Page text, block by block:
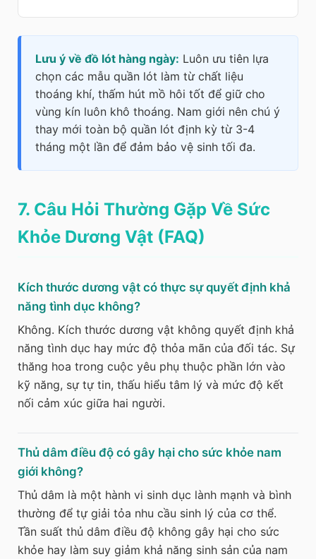
Lưu ý về đồ lót hàng ngày: Luôn ưu tiên lựa
chọn các mẫu quần lót làm từ chất liệu
thoáng khí, thấm hút mồ hôi tốt để giữ cho
vùng kín luôn khô thoáng. Nam giới nên chú ý
thay mới toàn bộ quần lót định kỳ từ 3-4
tháng một lần để đảm bảo vệ sinh tối đa.
7. Câu Hỏi Thường Gặp Về Sức
Khỏe Dương Vật (FAQ)
Kích thước dương vật có thực sự quyết định khả
năng tình dục không?
Không. Kích thước dương vật không quyết định khả
năng tình dục hay mức độ thỏa mãn của đối tác. Sự
thăng hoa trong cuộc yêu phụ thuộc phần lớn vào
kỹ năng, sự tự tin, thấu hiểu tâm lý và mức độ kết
nối cảm xúc giữa hai người.
Thủ dâm điều độ có gây hại cho sức khỏe nam
giới không?
Thủ dâm là một hành vi sinh dục lành mạnh và bình
thường để tự giải tỏa nhu cầu sinh lý của cơ thể.
Tần suất thủ dâm điều độ không gây hại cho sức
khỏe hay làm suy giảm khả năng sinh sản của nam